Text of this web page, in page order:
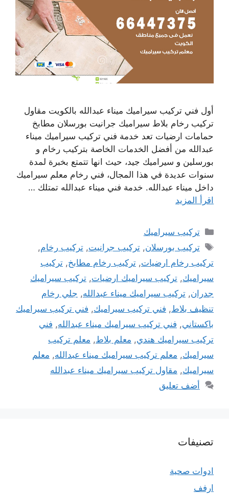
أول فني تركيب سيراميك ميناء عبدالله بالكويت مقاول
تركيب رخام بلاط سيراميك جرانيت بورسلان مطابخ
حمامات ارضيات تعد خدمة فني تركيب سيراميك ميناء
عبدالله من أفضل الخدمات الخاصة بتركيب رخام و
بورسلين و سيراميك جيد، حيث انها تتمتع بخبرة لمدة
سنوات عديدة في هذا المجال، فني رخام معلم سيراميك
داخل ميناء عبدالله. خدمة فني ميناء عبدالله تمتلك …
اقرأ المزيد
التصنيفات
تركيب سيراميك
الوسوم
تركيب بورسلان,تركيب جرانيت,تركيب رخام,
تركيب رخام ارضيات, تركيب رخام مطابخ, تركيب
سيراميك, تركيب سيراميك ارضيات, تركيب سيراميك
جدران, تركيب سيراميك ميناء عبدالله, جلي رخام
تنظيف بلاط, فني تركيب سيراميك, فني تركيب سيراميك
باكستاني, فني تركيب سيراميك ميناء عبدالله, فني
تركيب سيراميك هندي, معلم بلاط, معلم تركيب
سيراميك, معلم تركيب سيراميك ميناء عبدالله, معلم
سيراميك, مقاول تركيب سيراميك ميناء عبدالله
أضف تعليق
تصنيفات
ادوات صحية
ارفف